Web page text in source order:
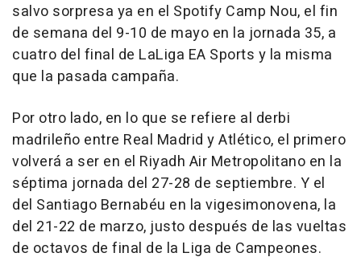
salvo sorpresa ya en el Spotify Camp Nou, el fin
de semana del 9-10 de mayo en la jornada 35, a
cuatro del final de LaLiga EA Sports y la misma
que la pasada campaña.
Por otro lado, en lo que se refiere al derbi
madrileño entre Real Madrid y Atlético, el primero
volverá a ser en el Riyadh Air Metropolitano en la
séptima jornada del 27-28 de septiembre. Y el
del Santiago Bernabéu en la vigesimonovena, la
del 21-22 de marzo, justo después de las vueltas
de octavos de final de la Liga de Campeones.